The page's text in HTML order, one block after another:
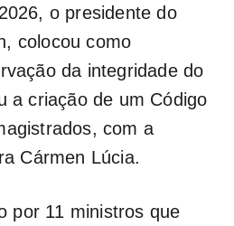
o presidente do
colocou como
da integridade do
a criação de um Código
com a
Cármen Lúcia.
por 11 ministros que